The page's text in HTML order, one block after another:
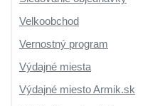
Velkoobchod
Vernostný program
Výdajné miesta
Výdajné miesto Armik.sk